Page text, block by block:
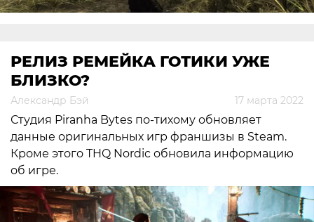
РЕЛИЗ РЕМЕЙКА ГОТИКИ УЖЕ
БЛИЗКО?
Александр Бэй 17 марта 2022
Студия Piranha Bytes по-тихому обновляет
данные оригинальных игр франшизы в Steam.
Кроме этого THQ Nordic обновила информацию
об игре.